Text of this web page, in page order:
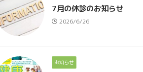
7月の休診のお知らせ
2026/6/26
お知らせ